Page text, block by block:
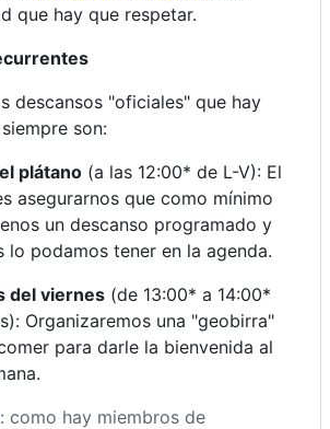
que hay que respetar.
descansos "oficiales" que hay
son:
plátano (a las 12:00* de L-V): El
asegurarnos que como mínimo
un descanso programado y
lo podamos tener en la agenda.
del viernes (de 13:00* a 14:00*
Organizaremos una "geobirra"
para darle la bienvenida al
: como hay miembros de